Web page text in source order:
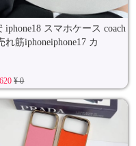
iphone18 スマホケース coach
れ筋iphoneiphone17 カ
¥ 0